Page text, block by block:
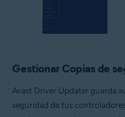
Gestionar Copias de
Avast Driver Updater guarda
seguridad de tus